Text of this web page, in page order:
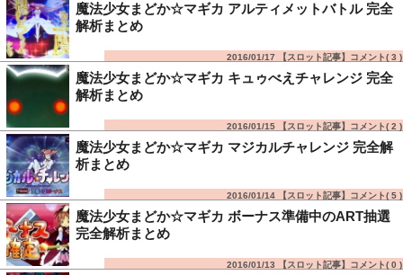
魔法少女まどか☆マギカ アルティメットバトル 完全
解析まとめ
2016/01/17 【スロット記事】コメント( 3 )
魔法少女まどか☆マギカ キュゥべえチャレンジ 完全
解析まとめ
2016/01/15 【スロット記事】コメント( 2 )
魔法少女まどか☆マギカ マジカルチャレンジ 完全解
析まとめ
2016/01/14 【スロット記事】コメント( 5 )
魔法少女まどか☆マギカ ボーナス準備中のART抽選
完全解析まとめ
2016/01/13 【スロット記事】コメント( 0 )